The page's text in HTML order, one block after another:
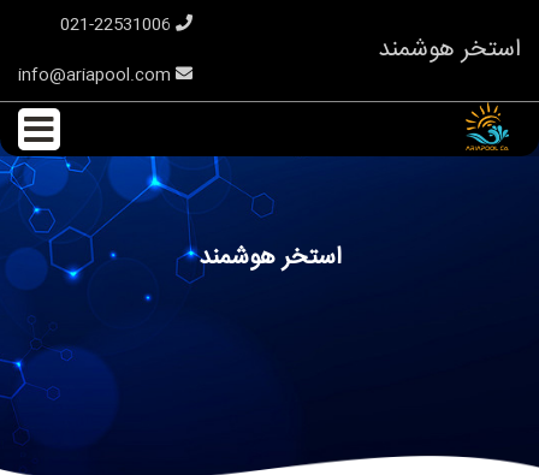
استخر هوشمند
استخر هوشمند